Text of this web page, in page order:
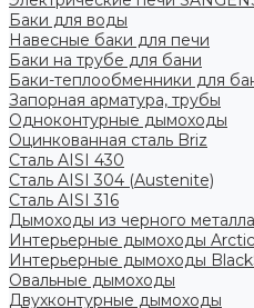
Баки для воды
Навесные баки для печи
Баки на трубе для бани
Баки-теплообменники для
Запорная арматура, трубы
Одноконтурные дымоходы
Оцинкованная сталь Briz
Сталь AISI 430
Сталь AISI 304 (Austenite)
Сталь AISI 316
Дымоходы из черного металла
Интерьерные дымоходы
Интерьерные дымоходы
Овальные дымоходы
Двухконтурные дымоходы